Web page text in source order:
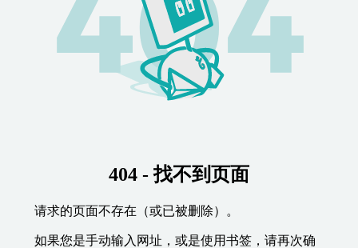
404 - 找不到页面
请求的页面不存在（或已被删除）。
如果您是手动输入网址，或是使用书签，请再次确